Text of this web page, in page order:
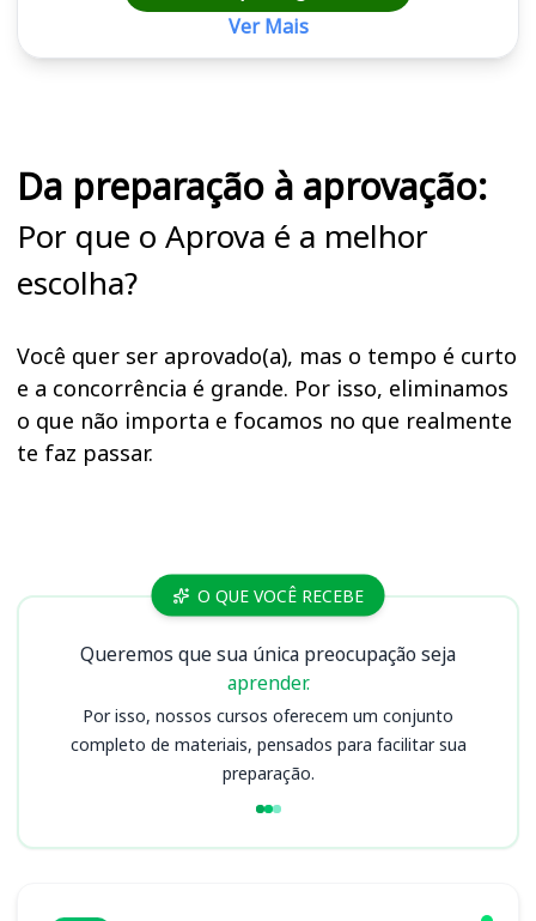
Ver Mais
Da preparação à aprovação:
Por que o Aprova é a melhor
escolha?
Você quer ser aprovado(a), mas o tempo é curto
e a concorrência é grande. Por isso, eliminamos
o que não importa e focamos no que realmente
te faz passar.
Cursos O QUE VOCÊ RECEBE
Queremos que sua única preocupação seja
aprender.
Por isso, nossos cursos oferecem um conjunto
completo de materiais, pensados para facilitar sua
preparação.